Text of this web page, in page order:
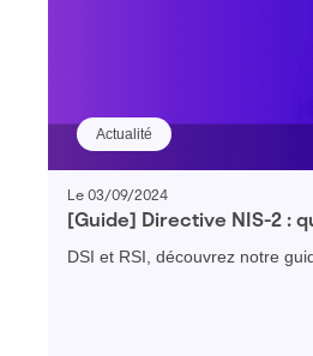
Actualité
Le 03/09/2024
[Guide] Directive NIS-2 :
changements faut il
DSI et RSI, découvrez notre